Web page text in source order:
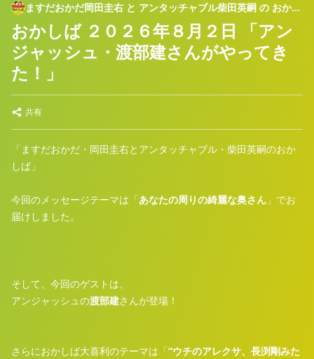
ますだおかだ岡田圭右 と アンタッチャブル柴田英嗣 の おかし
ば
おかしば ２０２６年８月２日 「アン
ジャッシュ・渡部建さんがやってき
た！」
共有
「ますだおかだ・岡田圭右とアンタッチャブル・柴田英嗣のおか
しば」
今回のメッセージテーマは「あなたの周りの綺麗な奥さん 」でお
届けしました。
そして、今回のゲストは、
アンジャッシュの渡部建さんが登場！
さらにおかしば大喜利のテーマは「“ウチのアレクサ、長渕剛みた